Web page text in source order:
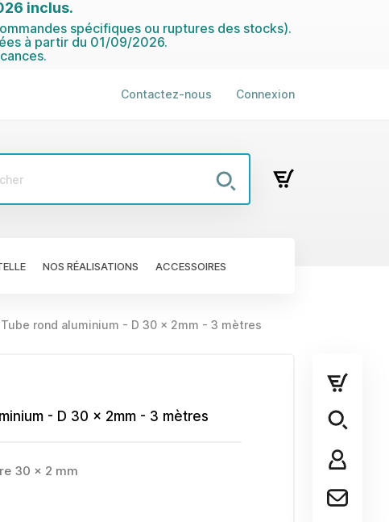
inclus.
spécifiques ou ruptures des stocks).
à partir du 01/09/2026.
Contactez-nous Connexion
NOS RÉALISATIONS ACCESSOIRES
Tube rond aluminium - D 30 x 2mm - 3 mètres
- D 30 x 2mm - 3 mètres
30 x 2 mm